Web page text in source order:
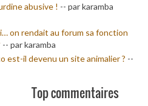
abusive ! -- par karamba
on rendait au forum sa fonction
-- par karamba
est-il devenu un site animalier ? --
Top commentaires